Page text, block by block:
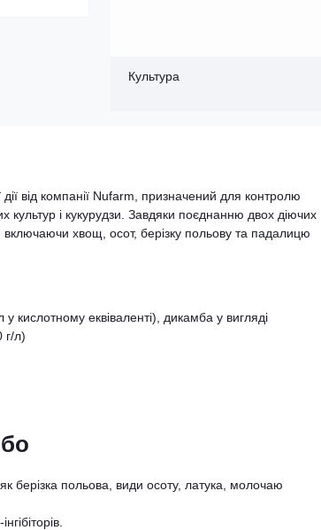
Культура
від компанії Nufarm, призначений для контролю
культур і кукурудзи. Завдяки поєднанню двох діючих
хвощ, осот, берізку польову та падалицю
кислотному еквіваленті), дикамба у вигляді
г/л)
берізка польова, види осоту, латука, молочаю